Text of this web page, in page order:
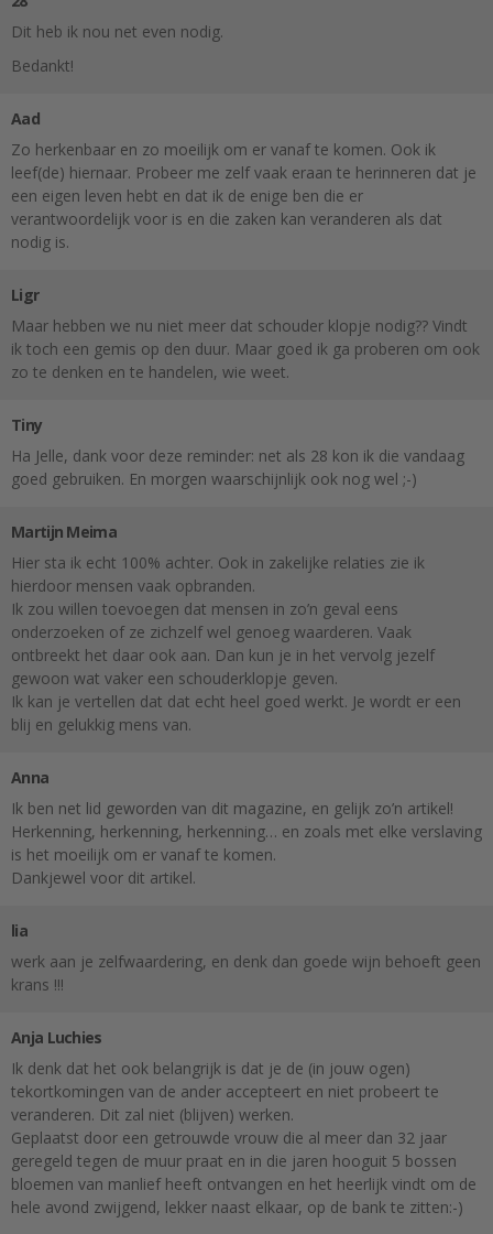
Dit heb ik nou net even nodig.
Bedankt!
Aad
Zo herkenbaar en zo moeilijk om er vanaf te komen. Ook ik
leef(de) hiernaar. Probeer me zelf vaak eraan te herinneren dat je
een eigen leven hebt en dat ik de enige ben die er
verantwoordelijk voor is en die zaken kan veranderen als dat
nodig is.
Ligr
Maar hebben we nu niet meer dat schouder klopje nodig?? Vindt
ik toch een gemis op den duur. Maar goed ik ga proberen om ook
zo te denken en te handelen, wie weet.
Tiny
Ha Jelle, dank voor deze reminder: net als 28 kon ik die vandaag
goed gebruiken. En morgen waarschijnlijk ook nog wel ;-)
Martijn Meima
Hier sta ik echt 100% achter. Ook in zakelijke relaties zie ik
hierdoor mensen vaak opbranden.
Ik zou willen toevoegen dat mensen in zo’n geval eens
onderzoeken of ze zichzelf wel genoeg waarderen. Vaak
ontbreekt het daar ook aan. Dan kun je in het vervolg jezelf
gewoon wat vaker een schouderklopje geven.
Ik kan je vertellen dat dat echt heel goed werkt. Je wordt er een
blij en gelukkig mens van.
Anna
Ik ben net lid geworden van dit magazine, en gelijk zo’n artikel!
Herkenning, herkenning, herkenning… en zoals met elke verslaving
is het moeilijk om er vanaf te komen.
Dankjewel voor dit artikel.
lia
werk aan je zelfwaardering, en denk dan goede wijn behoeft geen
krans !!!
Anja Luchies
Ik denk dat het ook belangrijk is dat je de (in jouw ogen)
tekortkomingen van de ander accepteert en niet probeert te
veranderen. Dit zal niet (blijven) werken.
Geplaatst door een getrouwde vrouw die al meer dan 32 jaar
geregeld tegen de muur praat en in die jaren hooguit 5 bossen
bloemen van manlief heeft ontvangen en het heerlijk vindt om de
hele avond zwijgend, lekker naast elkaar, op de bank te zitten:-)